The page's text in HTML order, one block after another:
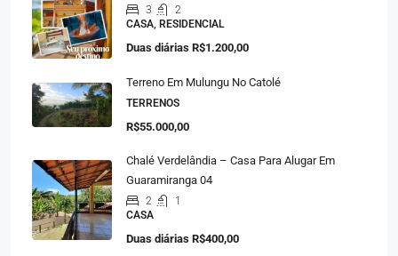
3
2
CASA, RESIDENCIAL
Duas diárias R$1.200,00
Terreno Em Mulungu No Catolé
TERRENOS
R$55.000,00
Chalé Verdelândia – Casa Para Alugar Em
Guaramiranga 04
2
1
CASA
Duas diárias R$400,00